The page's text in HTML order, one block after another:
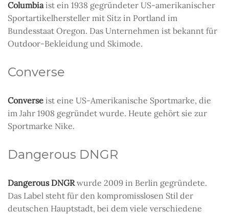
Columbiaist ein 1938 gegründeter US-amerikanischer
Sportartikelhersteller mit Sitz in Portland im
Bundesstaat Oregon. Das Unternehmen ist bekannt für
Outdoor-Bekleidung und Skimode.
Converse
Converse ist eine US-Amerikanische Sportmarke, die
im Jahr 1908 gegründet wurde. Heute gehört sie zur
Sportmarke Nike.
Dangerous DNGR
Dangerous DNGRwurde 2009 in Berlin gegründete.
Das Label steht für den kompromisslosen Stil der
deutschen Hauptstadt, bei dem viele verschiedene